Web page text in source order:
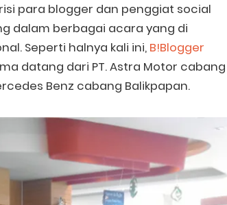
para blogger dan penggiat social
dalam berbagai acara yang di
Seperti halnya kali ini, B!Blogger
datang dari PT. Astra Motor cabang
Benz cabang Balikpapan.